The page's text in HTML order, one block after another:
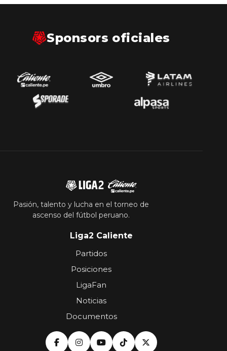
Sponsors oficiales
Pasión, talento y lucha en el torneo de
ascenso del fútbol peruano.
Liga2 Caliente
Partidos
Posiciones
LigaFan
Noticias
Documentos